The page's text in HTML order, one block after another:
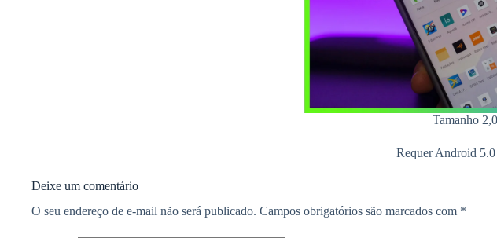
Tamanho
Requer Android
Deixe um comentário
O seu endereço de e-mail não será publicado. Campos obrigatórios são marcados com *